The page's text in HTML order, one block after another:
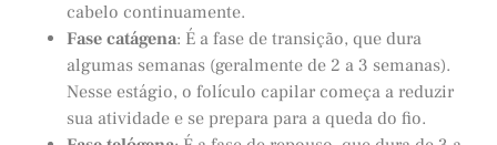
cabelo continuamente.
Fase catágena: É a fase de transição, que dura
algumas semanas (geralmente de 2 a 3 semanas).
Nesse estágio, o folículo capilar começa a reduzir
sua atividade e se prepara para a queda do fio.